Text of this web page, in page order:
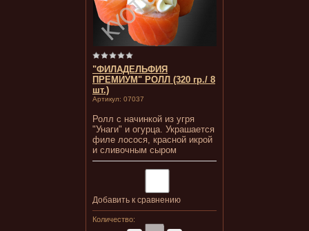
"ФИЛАДЕЛЬФИЯ
ПРЕМИУМ" РОЛЛ (320 гр./ 8
шт.)
Артикул: 07037
Ролл с начинкой из угря
"Унаги" и огурца. Украшается
филе лосося, красной икрой
и сливочным сыром
Добавить к сравнению
Количество: